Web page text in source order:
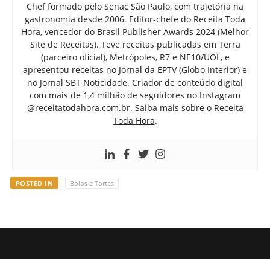
Chef formado pelo Senac São Paulo, com trajetória na
gastronomia desde 2006. Editor-chefe do Receita Toda
Hora, vencedor do Brasil Publisher Awards 2024 (Melhor
Site de Receitas). Teve receitas publicadas em Terra
(parceiro oficial), Metrópoles, R7 e NE10/UOL, e
apresentou receitas no Jornal da EPTV (Globo Interior) e
no Jornal SBT Noticidade. Criador de conteúdo digital
com mais de 1,4 milhão de seguidores no Instagram
@receitatodahora.com.br. Saiba mais sobre o Receita
Toda Hora.
POSTED IN Bolos e Tortas